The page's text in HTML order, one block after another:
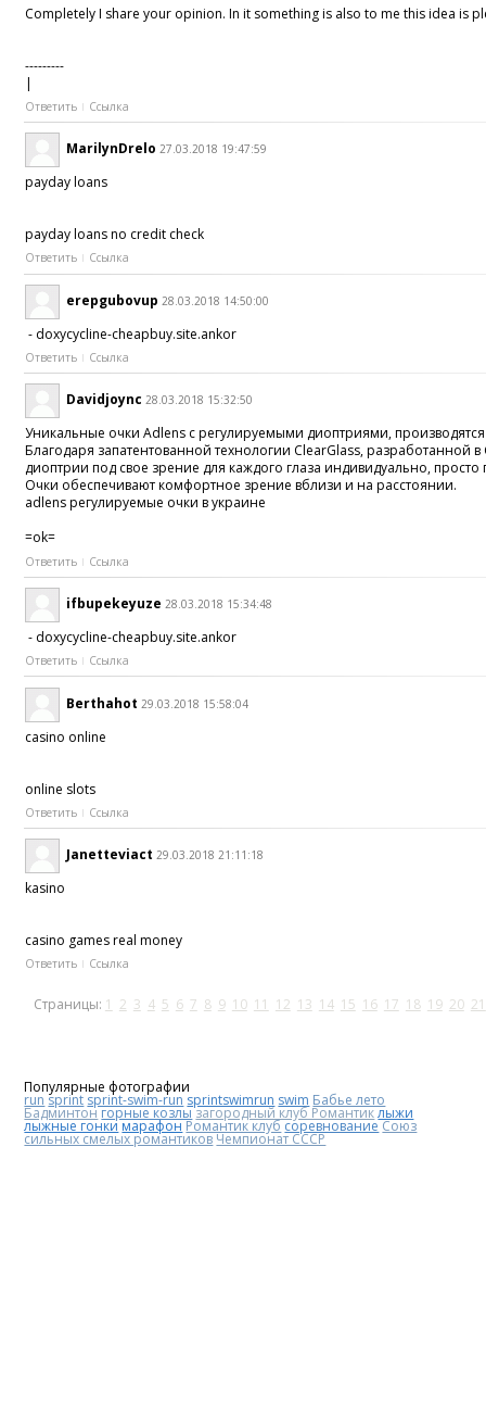
Completely I share your opinion. In it something is also to me this idea is
---------
|
Ответить Ссылка
MarilynDrelo 27.03.2018 19:47:59
payday loans
payday loans no credit check
Ответить Ссылка
erepgubovup 28.03.2018 14:50:00
- doxycycline-cheapbuy.site.ankor
Ответить Ссылка
Davidjoync 28.03.2018 15:32:50
Уникальные очки Adlens с регулируемыми диоптриями,
Благодаря запатентованной технологии ClearGlass, разработанной
диоптрии под свое зрение для каждого глаза индивидуально, просто
Очки обеспечивают комфортное зрение вблизи и на расстоянии.
adlens регулируемые очки в украине
=ok=
Ответить Ссылка
ifbupekeyuze 28.03.2018 15:34:48
- doxycycline-cheapbuy.site.ankor
Ответить Ссылка
Berthahot 29.03.2018 15:58:04
casino online
online slots
Ответить Ссылка
Janetteviact 29.03.2018 21:11:18
kasino
casino games real money
Ответить Ссылка
Страницы: 1 2 3 4 5 6 7 8 9 10 11 12 13 14 15 16 17 18 19 20 21
Популярные фотографии
run sprint sprint-swim-run sprintswimrun swim Бабье лето
Бадминтонгорные козлы загородный клуб Романтиклыжи
лыжные гонки марафонРомантик клубсоревнованиеСоюз
сильных смелых романтиковЧемпионат СССР